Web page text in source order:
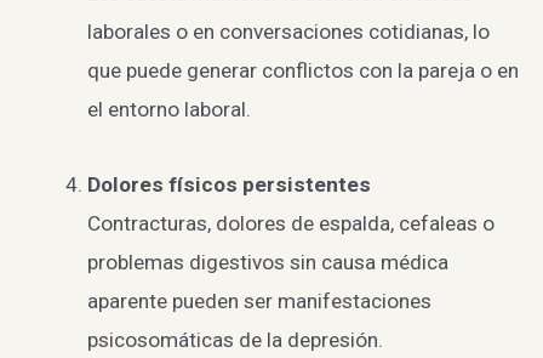
laborales o en conversaciones cotidianas, lo
que puede generar conflictos con la pareja o en
el entorno laboral.
Dolores físicos persistentes
Contracturas, dolores de espalda, cefaleas o
problemas digestivos sin causa médica
aparente pueden ser manifestaciones
psicosomáticas de la depresión.